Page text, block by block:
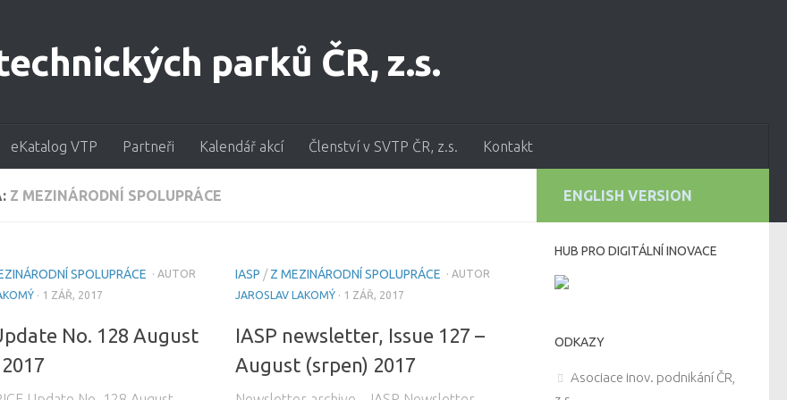
eKatalog VTP Partneři Kalendář akcí Členství v SVTP ČR, z.s. Kontakt
Z MEZINÁRODNÍ SPOLUPRÁCE
SPOLUPRÁCE
· AUTOR
· 1 ZÁŘ, 2017
No. 128 August
IASP /Z MEZINÁRODNÍ SPOLUPRÁCE
· AUTOR
JAROSLAV LAKOMÝ · 1 ZÁŘ, 2017
IASP newsletter, Issue 127 –
August (srpen) 2017
ENGLISH VERSION
HUB PRO DIGITÁLNÍ INOVACE
ODKAZY
Asociace inov. podnikání ČR,